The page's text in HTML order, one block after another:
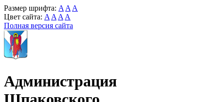
Размер шрифта: A A A
Цвет сайта: A A A A
Полная версия сайта
Администрация